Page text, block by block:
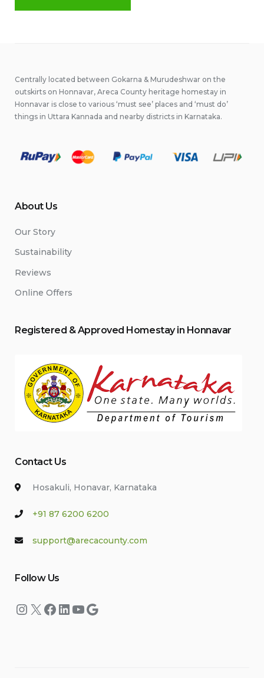
Centrally located between Gokarna & Murudeshwar on the
outskirts on Honnavar, Areca County heritage homestay in
Honnavar is close to various ‘must see’ places and ‘must do’
things in Uttara Kannada and nearby districts in Karnataka.
About Us
Our Story
Sustainability
Reviews
Online Offers
Registered & Approved Homestay in Honnavar
Contact Us
Hosakuli, Honavar, Karnataka
+91 87 6200 6200
support@arecacounty.com
Follow Us
Instagram
X Facebook
LinkedIn
YouTube
Google